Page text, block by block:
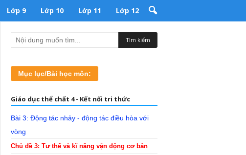
Lớp 9 Lớp 10 Lớp 11 Lớp 12
Mục lục/Bài học môn:
Giáo dục thể chất 4 - Kết nối tri thức
Bài 3: Động tác nhảy - động tác điều hòa với
vòng
Chủ đề 3: Tư thế và kĩ năng vận động cơ bản